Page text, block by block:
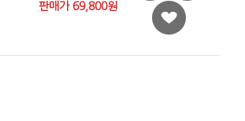
판매가 69,800원